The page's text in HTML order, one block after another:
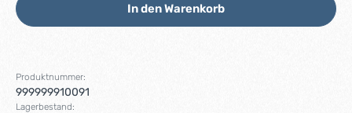
In den Warenkorb
Produktnummer:
999999910091
Lagerbestand: